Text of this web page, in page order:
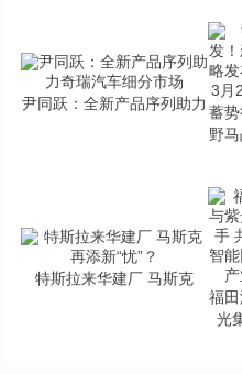
尹同跃：全新产品序列助力 蓄
野
特斯拉来华建厂 马斯克
福
光